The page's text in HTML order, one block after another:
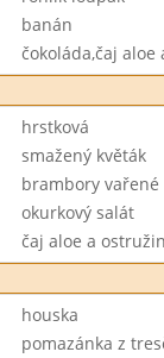
banán
čokoláda,čaj aloe
hrstková
smažený květák
brambory
okurkový salát
čaj aloe a
houska
pomazánka z